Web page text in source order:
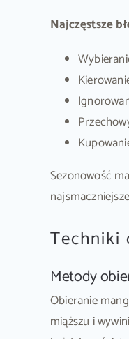
Najczęstsze
Sezonowość
Techniki
Metody
Obieranie
miąższu i